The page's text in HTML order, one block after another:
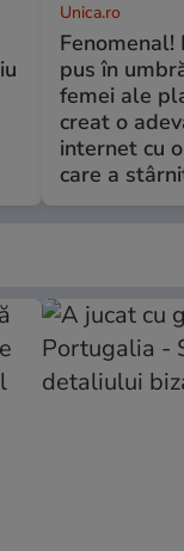
Unica.ro
pus în
femei ale
creat o
internet cu
care a